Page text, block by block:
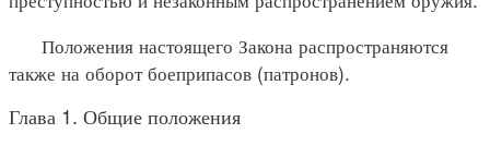
Положения настоящего Закона распространяются
также на оборот боеприпасов (патронов).
Глава 1. Общие положения